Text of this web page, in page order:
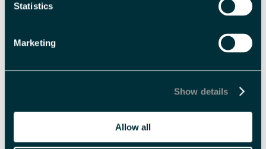
Statistics
Marketing
Show details
Allow all
Introduction to Svalbard
History of Svalbard Art &